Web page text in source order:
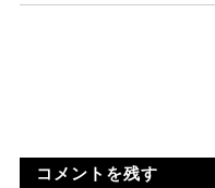
コメントを残す